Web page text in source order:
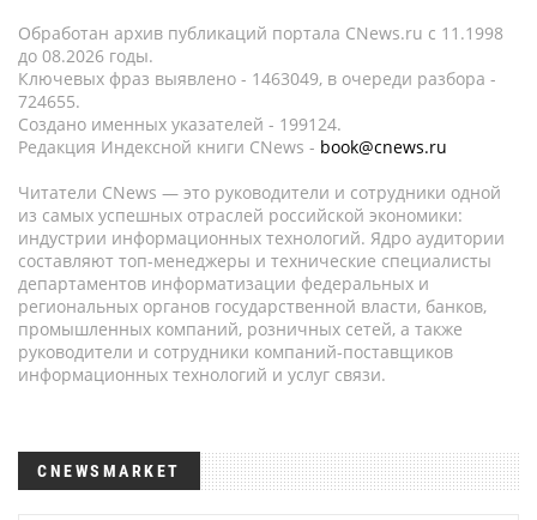
Обработан архив публикаций портала CNews.ru c 11.1998
до 08.2026 годы.
Ключевых фраз выявлено - 1463049, в очереди разбора -
724655.
Создано именных указателей - 199124.
Редакция Индексной книги CNews - book@cnews.ru
Читатели CNews — это руководители и сотрудники одной
из самых успешных отраслей российской экономики:
индустрии информационных технологий. Ядро аудитории
составляют топ-менеджеры и технические специалисты
департаментов информатизации федеральных и
региональных органов государственной власти, банков,
промышленных компаний, розничных сетей, а также
руководители и сотрудники компаний-поставщиков
информационных технологий и услуг связи.
CNEWSMARKET